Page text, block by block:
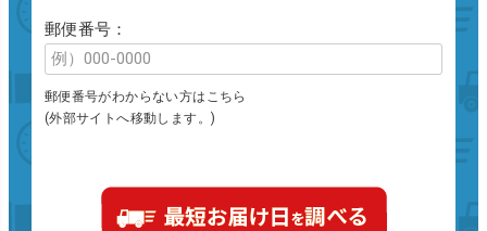
郵便番号：
郵便番号がわからない方はこちら
(外部サイトへ移動します。)